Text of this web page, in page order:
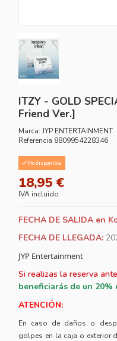
ITZY - GOLD
Friend Ver.]
Marca: JYP ENTERTAINMENT
Referencia 8809954228346
No disponible
18,95 €
IVA incluido
FECHA DE SALIDA en
FECHA DE LLEGADA:
JYP Entertainment
Si realizas la reserva
beneficiarás de un 20%
ATENCIÓN:
En caso de daños o
golpes en la caja o exterior